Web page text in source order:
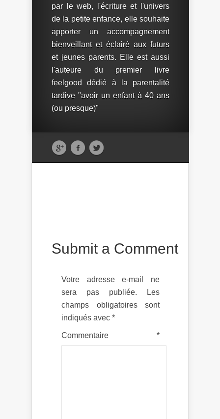
par le web, l'écriture et l'univers
de la petite enfance, elle souhaite
apporter un accompagnement
bienveillant et éclairé aux futurs
et jeunes parents. Elle est aussi
l'auteure du premier livre
feelgood dédié à la parentalité
tardive "avoir un enfant à 40 ans
(ou presque)"
Submit a Comment
Votre adresse e-mail ne
sera pas publiée.
Les
champs obligatoires sont
indiqués avec *
Commentaire *